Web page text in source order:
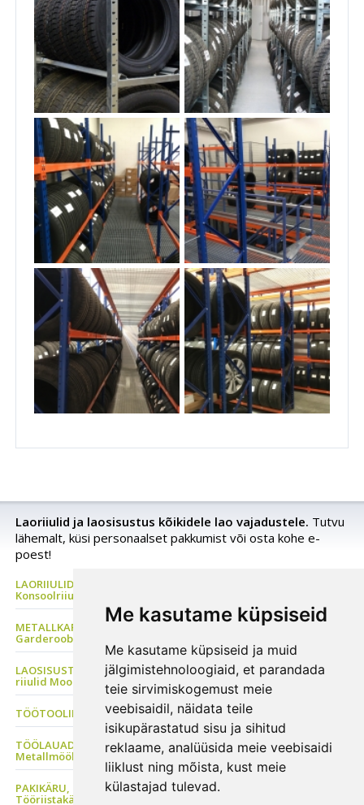
Me kasutame küpsiseid
Me kasutame küpsiseid ja muid
jälgimistehnoloogiaid, et parandada
teie sirvimiskogemust meie
veebisaidil, näidata teile
isikupärastatud sisu ja sihitud
reklaame, analüüsida meie veebisaidi
liiklust ning mõista, kust meie
külastajad tulevad.
Laoriiulid ja laosisustus kõikidele lao vajadustele. Tutvu
lähemalt, küsi personaalset pakkumist või osta kohe e-
poest!
LAORIIULID Metallriiul, Kaubaaluste riiul, Rehviriiul,
Konsoolriiul, Korrusladu
METALLKAPP Metallist Riidekapp, Kontorikapp,
Garderoobikapp, Tööriistakapp
LAOSISUSTUS, Plastkarbid, Laomööbel, PVC kardinad, Metallist
riiulid Moodulriiulid
TÖÖTOOLID Sadultoolid, Ratastaburetid, ESD tool
TÖÖLAUAD Tööstusmööbel, Töökojakapp, Perfosein, Seisulaud
Metallmööbel
PAKIKÄRU, Transpordikäru, Platvormkäru, Kaubakäru, Riiulkäru,
Tööriistakäru